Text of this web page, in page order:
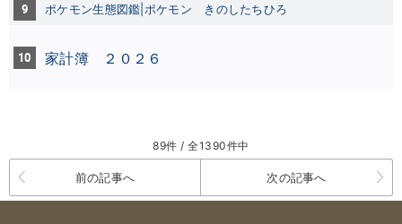
9 ポケモン生態図鑑|ポケモン きのしたちひろ
10 家計簿 ２０２６
89件 / 全1390件中
前の記事へ 次の記事へ